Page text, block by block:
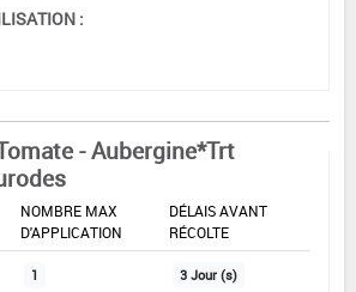
:
- Aubergine*Trt
NOMBRE MAX
D'APPLICATION
DÉLAIS AVANT
RÉCOLTE
1 3 Jour (s)